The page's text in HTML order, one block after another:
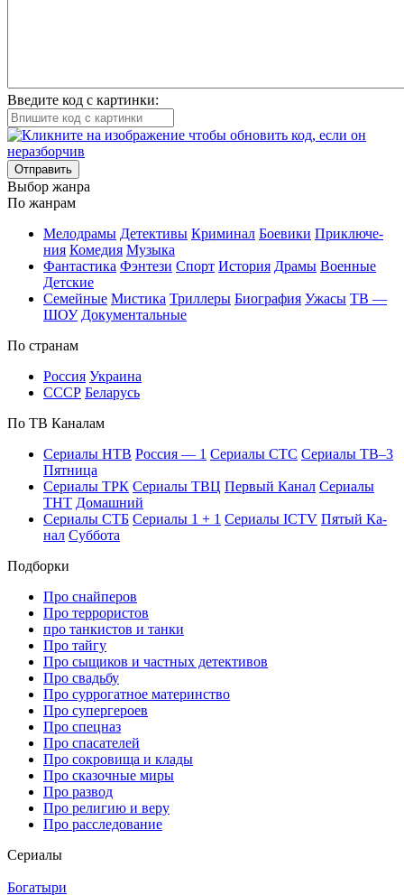
Введите код с картинки:
Отправить
Вы­бор жан­ра
По жан­рам
Ме­ло­дра­мы Де­тек­ти­вы Кри­ми­нал Бое­ви­ки При­клю­че­
ния Ко­ме­дия Му­зы­ка
Фан­та­сти­ка Фэн­те­зи Спорт Ис­то­рия Дра­мы Во­ен­ные
Дет­ские
Се­мей­ные Мис­ти­ка Трил­ле­ры Био­гра­фия Ужа­сы ТВ —
ШОУ До­ку­мен­таль­ные
По стра­нам
Рос­сия Ук­раи­на
СССР Бе­ла­русь
По ТВ Ка­на­лам
Се­риа­лы НТВ Рос­сия — 1 Се­риа­лы СТС Се­риа­лы ТВ–3
Пят­ни­ца
Се­риа­лы ТРК Се­риа­лы ТВЦ Пер­вый Ка­нал Се­риа­лы
ТНТ До­маш­ний
Се­риа­лы СТБ Се­риа­лы 1 + 1 Се­риа­лы ICTV Пя­тый Ка­
нал Суб­бо­та
Подборки
Про снайперов
Про террористов
про танкистов и танки
Про тайгу
Про сыщиков и частных детективов
Про свадьбу
Про суррогатное материнство
Про супергероев
Про спецназ
Про спасателей
Про сокровища и клады
Про сказочные миры
Про развод
Про религию и веру
Про расследование
Се­риа­лы
Богатыри